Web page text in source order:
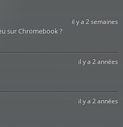
il y a 2 semaines
sur Chromebook ?
il y a 2 années
il y a 2 années